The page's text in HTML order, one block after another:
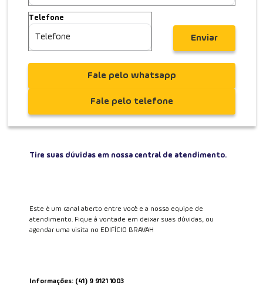
Tire suas dúvidas em nossa central de atendimento.
Este é um canal aberto entre você e a nossa equipe de
atendimento. Fique à vontade em deixar suas dúvidas, ou
agendar uma visita no EDIFÍCIO BRAVAH
Informações: (41) 9 9121 1003
Telefone
Enviar
Fale pelo whatsapp
Fale pelo telefone